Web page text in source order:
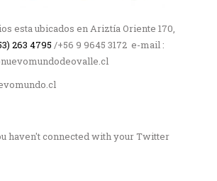
esta ubicados en Ariztía Oriente 170,
263 4795 /+56 9 9645 3172 e-mail :
haven't connected with your Twitter